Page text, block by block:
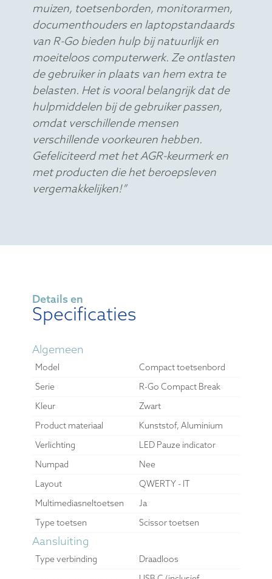
muizen, toetsenborden, monitorarmen,
documenthouders en laptopstandaards
van R-Go bieden hulp bij natuurlijk en
moeiteloos computerwerk. Ze ontlasten
de gebruiker in plaats van hem extra te
belasten. Het is vooral belangrijk dat de
hulpmiddelen bij de gebruiker passen,
omdat verschillende mensen
verschillende voorkeuren hebben.
Gefeliciteerd met het AGR-keurmerk en
met producten die het beroepsleven
vergemakkelijken!”
Details en
Specificaties
Algemeen
Model
Compact toetsenbord
Serie
R-Go Compact Break
Kleur
Zwart
Product materiaal
Kunststof, Aluminium
Verlichting
LED Pauze indicator
Numpad
Nee
Layout
QWERTY - IT
Multimediasneltoetsen
Ja
Type toetsen
Scissor toetsen
Aansluiting
Type verbinding Draadloos